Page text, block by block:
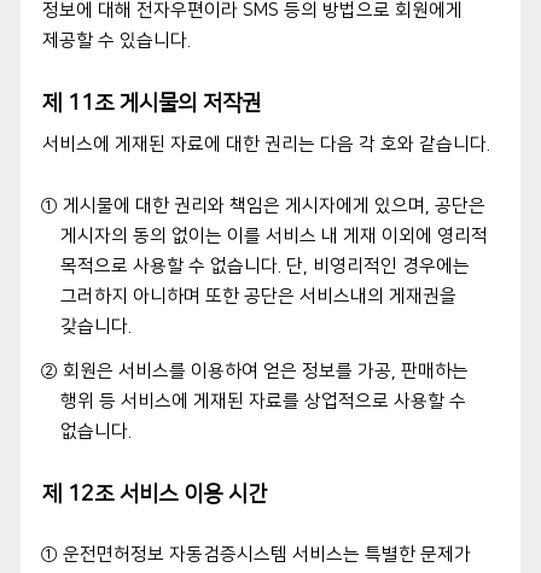
정보에 대해 전자우편이라 SMS 등의 방법으로 회원에게
제공할 수 있습니다.
제 11조 게시물의 저작권
서비스에 게재된 자료에 대한 권리는 다음 각 호와 같습니다.
① 게시물에 대한 권리와 책임은 게시자에게 있으며, 공단은
게시자의 동의 없이는 이를 서비스 내 게재 이외에 영리적
목적으로 사용할 수 없습니다. 단, 비영리적인 경우에는
그러하지 아니하며 또한 공단은 서비스내의 게재권을
갖습니다.
② 회원은 서비스를 이용하여 얻은 정보를 가공, 판매하는
행위 등 서비스에 게재된 자료를 상업적으로 사용할 수
없습니다.
제 12조 서비스 이용 시간
① 운전면허정보 자동검증시스템 서비스는 특별한 문제가